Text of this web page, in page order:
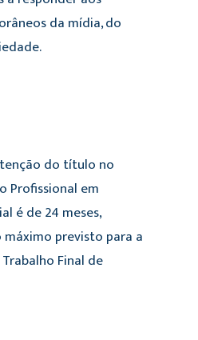
da mídia, do
do título no
Profissional em
é de 24 meses,
previsto para a
Final de